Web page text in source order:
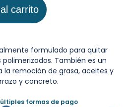
carrito
formulado para quitar
También es un
la remoción de grasa, aceites y
y concreto.
formas de pago